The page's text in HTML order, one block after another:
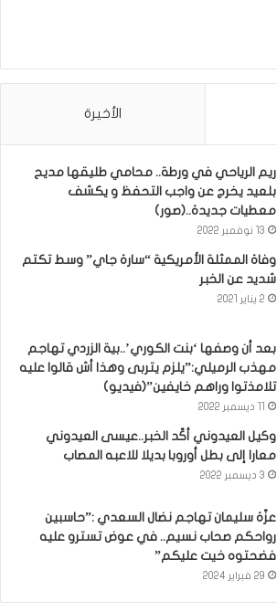
الأخيرة
ريم الرياحي في ورطة.. محامي طليقها مديح
بلعيد يخرج عن واجب التحفظ و يكشف
معطيات جديدة..(صور)
13 نوفمبر 2022
وفاة الممثلة الأمريكية “سارة جاي” وسط تكتم
شديد عن الخبر
2 يناير 2021
بعد أن وصفها ‘بنت الكوري’..بية الزردي تهاجم
مهذب الرميلي:”يلزم يتربى وهذا أش قالوا عليه
تلامذتوا وراهم خايفين”(فيديو)
وكيل العيدوني أكّد الخبر..عيسى العيدوني
معارا إلى بطل أوروبا بديلا للاعبه المصاب
3 ديسمبر 2022
عزّة سليمان تهاجم نضال السعدي :”حاسبين
رواحكم صحاب نسيم.. في عوض تسترو عليه
فضحتوه خيت عليكم”
29 فبراير 2024